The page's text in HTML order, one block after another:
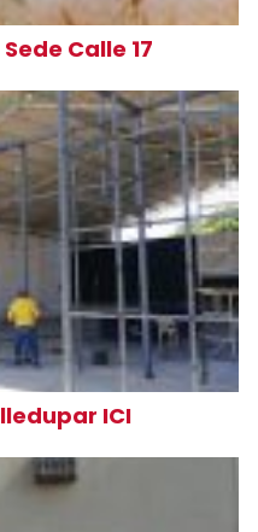
Calle 17
ICI